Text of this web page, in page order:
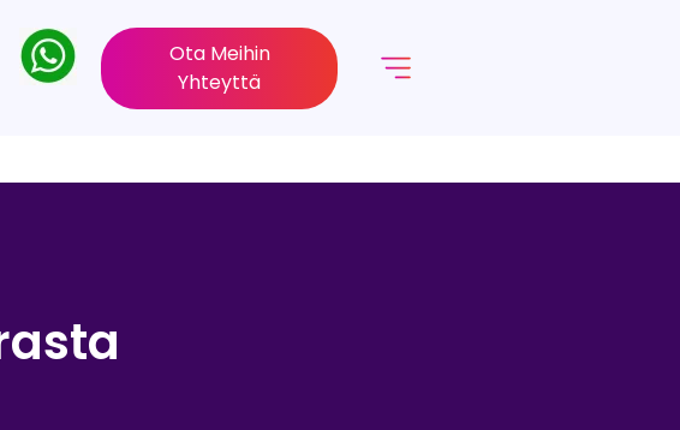
Ota Meihin
Yhteyttä